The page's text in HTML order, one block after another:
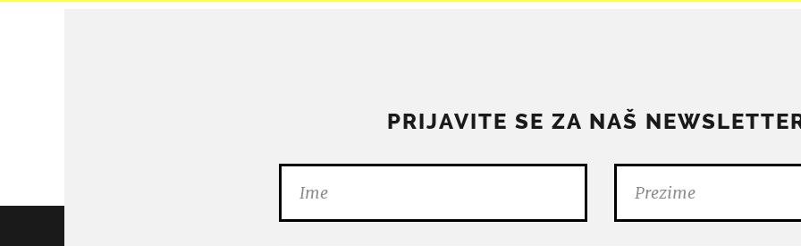
PRIJAVITE SE ZA NAŠ